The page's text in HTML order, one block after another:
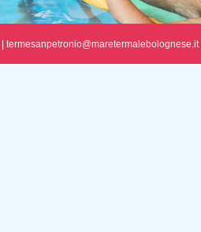
termesanpetronio@maretermalebolognese.it|